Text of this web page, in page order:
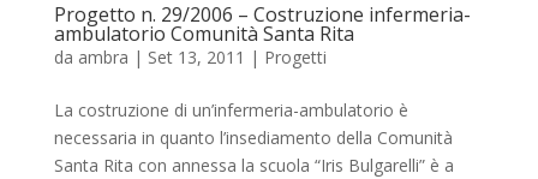
Progetto n. 29/2006 – Costruzione infermeria-
ambulatorio Comunità Santa Rita
da ambra | Set 13, 2011 | Progetti
La costruzione di un’infermeria-ambulatorio è
necessaria in quanto l’insediamento della Comunità
Santa Rita con annessa la scuola “Iris Bulgarelli” è a